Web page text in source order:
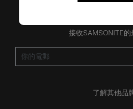
接收SAMSONITE
了解其他品